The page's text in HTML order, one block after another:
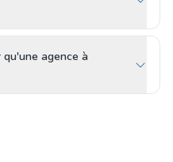
agence à